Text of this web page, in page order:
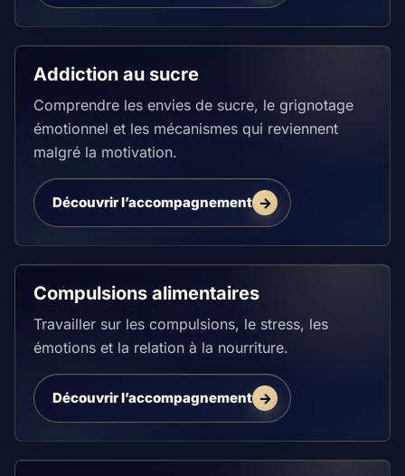
Addiction au sucre
Comprendre les envies de sucre, le grignotage
émotionnel et les mécanismes qui reviennent
malgré la motivation.
Découvrir l’accompagnement
Compulsions alimentaires
Travailler sur les compulsions, le stress, les
émotions et la relation à la nourriture.
Découvrir l’accompagnement